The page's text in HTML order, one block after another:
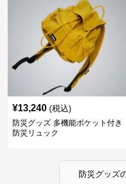
¥13,240 (税込)
防災グッズ 多機能ポケット付き
防災リュック
防災グッズ